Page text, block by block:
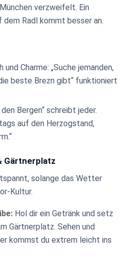
verzweifelt. Ein
dem Radl kommt besser an.
Charme: „Suche jemanden,
beste Brezn gibt“ funktioniert
Bergen“ schreibt jeder.
auf den Herzogstand,
Gärtnerplatz
solange das Wetter
Kultur.
Hol dir ein Getränk und setz
Gärtnerplatz. Sehen und
kommst du extrem leicht ins